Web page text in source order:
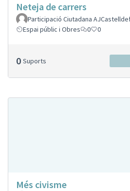
Neteja de carrers
Participació Ciutadana
Espai públic i Obres
0 0
0 Suports
Més civisme